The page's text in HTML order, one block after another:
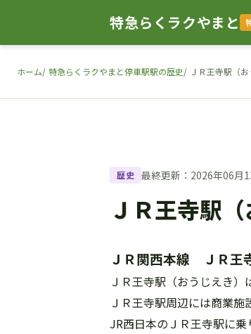
特急らくラクやまと
ホーム 特急らくラクやまと停車駅駅の歴史 ＪＲ王寺駅（お
歴史 最終更新：2026年06月
ＪＲ王寺駅（
ＪＲ関西本線 ＪＲ王
ＪＲ王寺駅（おうじえき
ＪＲ王寺駅周辺には商業施
JR西日本のＪＲ王寺駅に